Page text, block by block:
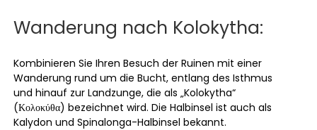
Wanderung nach Kolokytha:
Kombinieren Sie Ihren Besuch der Ruinen mit einer
Wanderung rund um die Bucht, entlang des Isthmus
und hinauf zur Landzunge, die als „Kolokytha“
(Κολοκύθα) bezeichnet wird. Die Halbinsel ist auch als
Kalydon und Spinalonga-Halbinsel bekannt.